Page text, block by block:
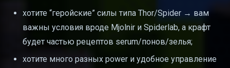
хотите “геройские” силы типа Thor/Spider → вам
важны условия вроде Mjolnir и Spiderlab, а крафт
будет частью рецептов serum/понов/зелья;
хотите много разных power и удобное управление